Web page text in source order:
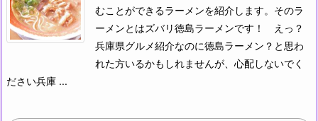
むことができるラーメンを紹介します。 そのラ
ーメンとはズバリ徳島ラーメンです！
えっ？
兵庫県グルメ紹介なのに徳島ラーメン？と思わ
れた方いるかもしれませんが、心配しないでく
ださい兵庫 ...